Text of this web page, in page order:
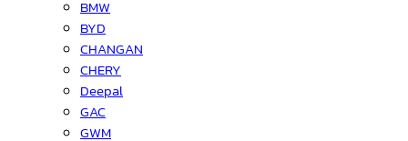
BMW
BYD
CHANGAN
CHERY
Deepal
GAC
GWM